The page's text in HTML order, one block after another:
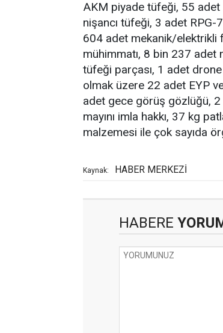
AKM piyade tüfeği, 55 adet
nişancı tüfeği, 3 adet
604 adet mekanik/elektrikli
mühimmatı, 8 bin 237 adet
tüfeği parçası, 1 adet
olmak üzere 22 adet EYP
adet gece görüş gözlüğü,
mayını imla hakkı, 37 kg
malzemesi ile çok sayıda
Kaynak: HABER MERKEZİ
HABERE